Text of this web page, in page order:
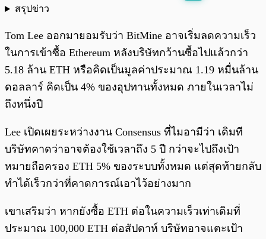
สรุปข่าว
Tom Lee ออกมายอมรับว่า BitMine อาจเริ่มลดความเร็ว
ในการเข้าซื้อ Ethereum หลังบริษัทกว้านซื้อไปแล้วกว่า
5.18 ล้าน ETH หรือคิดเป็นมูลค่าประมาณ 1.19 หมื่นล้าน
ดอลลาร์ คิดเป็น 4% ของอุปทานทั้งหมด ภายในเวลาไม่
ถึงหนึ่งปี
Lee เปิดเผยระหว่างงาน Consensus ที่ไมอามีว่า เดิมที
บริษัทคาดว่าอาจต้องใช้เวลาถึง 5 ปี กว่าจะไปถึงเป้า
หมายถือครอง ETH 5% ของระบบทั้งหมด แต่สุดท้ายกลับ
ทำได้เร็วกว่าที่คาดการณ์เอาไว้อย่างมาก
เขาเสริมว่า หากยังซื้อ ETH ต่อในความเร็วเท่าเดิมที่
ประมาณ 100,000 ETH ต่อสัปดาห์ บริษัทอาจแตะเป้า